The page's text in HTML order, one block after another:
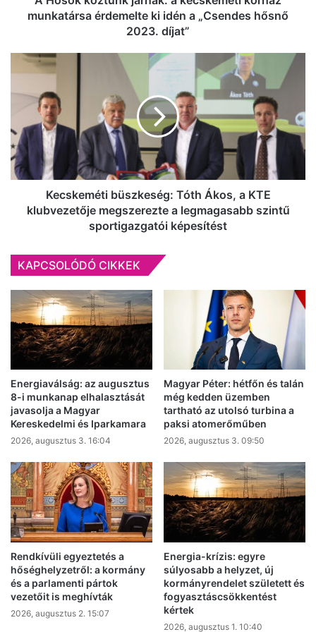
idén
hősnő
2023.
munkatársa érdemelte ki idén a „Csendes hősnő
2023. díjat”
Kecskeméti
büszkeség:
Ákos,
KTE
klubvezetője
megszerezte
a
legmagasabb
szintű
Kecskeméti büszkeség: Tóth Ákos, a KTE
klubvezetője megszerezte a legmagasabb szintű
sportigazgatói képesítést
KAPCSOLÓDÓ CIKKEK
Energiaválság: az augusztus
8-i munkanap elhalasztását
javasolja a Magyar
Kereskedelmi és Iparkamara
2026, augusztus 3. 16:04
Magyar Péter: hétfőn és talán
még kedden üzemben
tartható az utolsó turbina a
paksi atomerőműben
2026, augusztus 3. 09:50
Rendkívüli egyeztetés a
hőséghelyzetről: a kormány
és a parlamenti pártok
vezetőit is meghívták
2026, augusztus 2. 15:07
Energia-krízis: egyre
súlyosabb a helyzet, új
kormányrendelet született és
fogyasztáscsökkentést
kértek
2026, augusztus 1. 10:40